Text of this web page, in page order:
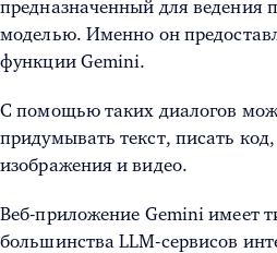
предназначенный для ведения
моделью. Именно он
функции Gemini.
С помощью таких диалогов
придумывать текст, писать код,
изображения и видео.
Веб-приложение Gemini имеет
большинства LLM-сервисов